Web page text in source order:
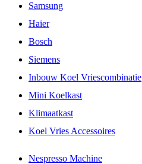
Samsung
Haier
Bosch
Siemens
Inbouw Koel Vriescombinatie
Mini Koelkast
Klimaatkast
Koel Vries Accessoires
Nespresso Machine